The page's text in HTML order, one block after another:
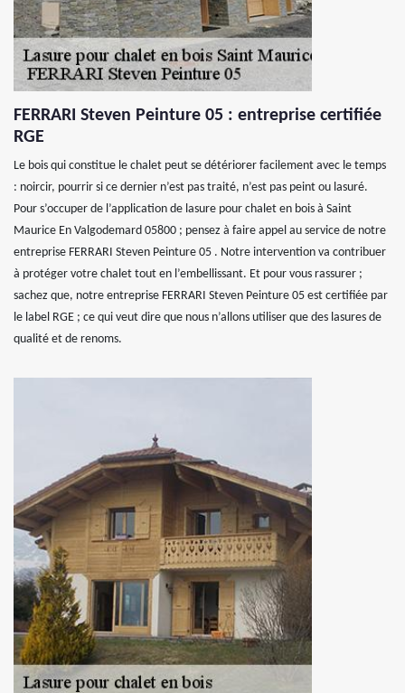
FERRARI Steven Peinture 05 : entreprise certifiée
RGE
Le bois qui constitue le chalet peut se détériorer facilement avec le temps
: noircir, pourrir si ce dernier n’est pas traité, n’est pas peint ou lasuré.
Pour s’occuper de l’application de lasure pour chalet en bois à Saint
Maurice En Valgodemard 05800 ; pensez à faire appel au service de notre
entreprise FERRARI Steven Peinture 05 . Notre intervention va contribuer
à protéger votre chalet tout en l’embellissant. Et pour vous rassurer ;
sachez que, notre entreprise FERRARI Steven Peinture 05 est certifiée par
le label RGE ; ce qui veut dire que nous n’allons utiliser que des lasures de
qualité et de renoms.